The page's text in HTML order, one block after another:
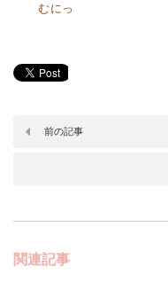
むにっ
前の記事
関連記事